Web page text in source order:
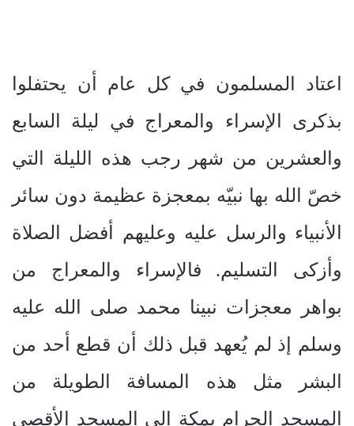
اعتاد المسلمون في كل عام أن يحتفلوا
بذكرى الإسراء والمعراج في ليلة السابع
والعشرين من شهر رجب هذه الليلة التي
خصّ الله بها نبيّه بمعجزة عظيمة دون سائر
الأنبياء والرسل عليه وعليهم أفضل الصلاة
وأزكى التسليم. فالإسراء والمعراج من
بواهر معجزات نبينا محمد صلى الله عليه
وسلم إذ لم يُعهد قبل ذلك أن قطع أحد من
البشر مثل هذه المسافة الطويلة من
المسجد الحرام بمكة الى المسجد الأقصى